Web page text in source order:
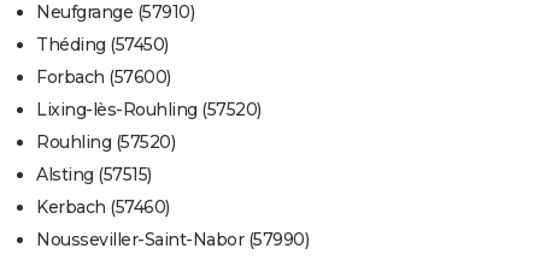
Neufgrange (57910)
Théding (57450)
Forbach (57600)
Lixing-lès-Rouhling (57520)
Rouhling (57520)
Alsting (57515)
Kerbach (57460)
Nousseviller-Saint-Nabor (57990)